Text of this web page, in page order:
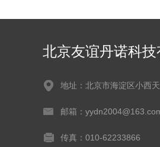
北京友谊丹诺科技
地址：北京市海淀区小西
邮箱：
传真：010-62233866